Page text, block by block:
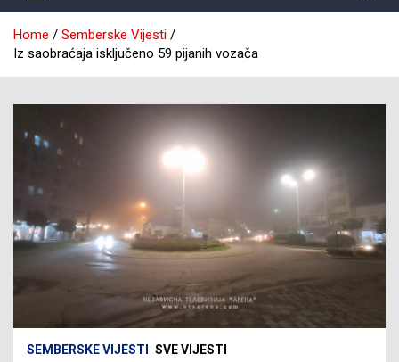
Home
Semberske Vijesti
Iz saobraćaja isključeno 59 pijanih vozača
SEMBERSKE VIJESTI SVE VIJESTI